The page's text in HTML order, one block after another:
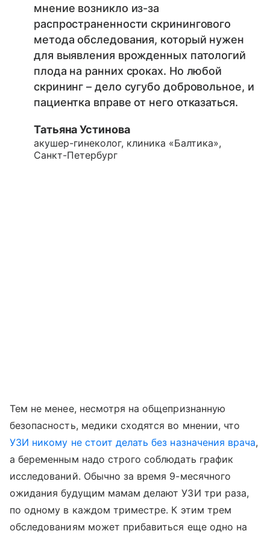
мнение возникло из-за
распространенности скринингового
метода обследования, который нужен
для выявления врожденных патологий
плода на ранних сроках. Но любой
скрининг – дело сугубо добровольное, и
пациентка вправе от него отказаться.
Татьяна Устинова
акушер-гинеколог, клиника «Балтика»,
Санкт-Петербург
Тем не менее, несмотря на общепризнанную
безопасность, медики сходятся во мнении, что
УЗИ никому не стоит делать без назначения врача,
а беременным надо строго соблюдать график
исследований. Обычно за время 9-месячного
ожидания будущим мамам делают УЗИ три раза,
по одному в каждом триместре. К этим трем
обследованиям может прибавиться еще одно на